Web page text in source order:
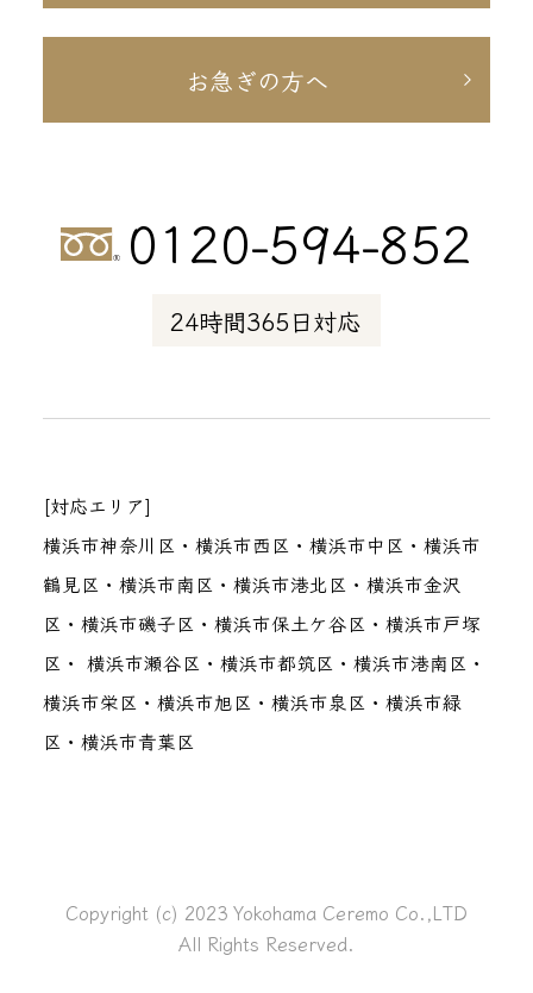
お急ぎの方へ
0120-594-852
24時間365日対応
[対応エリア]
横浜市神奈川区・横浜市西区・横浜市中区・横浜市
鶴見区・横浜市南区・横浜市港北区・横浜市金沢
区・横浜市磯子区・横浜市保土ケ谷区・横浜市戸塚
区・ 横浜市瀬谷区・横浜市都筑区・横浜市港南区・
横浜市栄区・横浜市旭区・横浜市泉区・横浜市緑
区・横浜市青葉区
Copyright (c) 2023 Yokohama Ceremo Co.,LTD
All Rights Reserved.